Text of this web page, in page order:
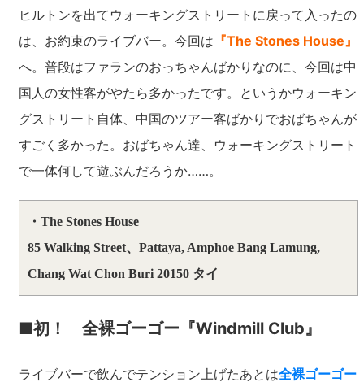
ヒルトンを出てウォーキングストリートに戻って入ったの
は、お約束のライブバー。今回は 『The Stones House』
へ。普段はファランのおっちゃんばかりなのに、今回は中
国人の女性客がやたら多かったです。というかウォーキン
グストリート自体、中国のツアー客ばかりでおばちゃんが
すごく多かった。おばちゃん達、ウォーキングストリート
で一体何して遊ぶんだろうか……。
・The Stones House
85 Walking Street、Pattaya, Amphoe Bang Lamung,
Chang Wat Chon Buri 20150 タイ
■初！ 全裸ゴーゴー『Windmill Club』
ライブバーで飲んでテンション上げたあとは全裸ゴーゴー